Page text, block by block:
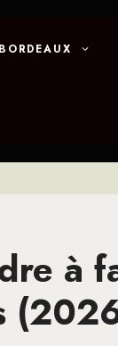
BORDEAUX
à